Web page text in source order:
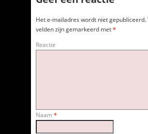
Het e-mailadres wordt niet gepubliceerd.
velden zijn gemarkeerd met*
Reactie
Naam *